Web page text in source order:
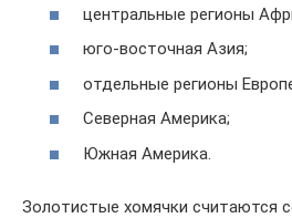
центральные регионы
юго-восточная Азия;
отдельные регионы
Северная Америка;
Южная Америка.
Золотистые хомячки считаются